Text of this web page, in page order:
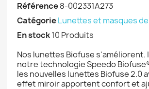
Référence8-002331A273
CatégorieLunettes et masques
En stock10 Produits
Nos lunettes Biofuse s'améliorent.
notre technologie Speedo
les nouvelles lunettes Biofuse 2.0
effet miroir apportent confort et